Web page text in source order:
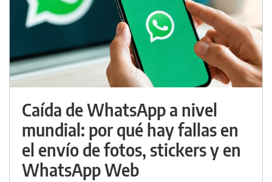
Caída de WhatsApp a nivel
mundial: por qué hay fallas en
el envío de fotos, stickers y en
WhatsApp Web